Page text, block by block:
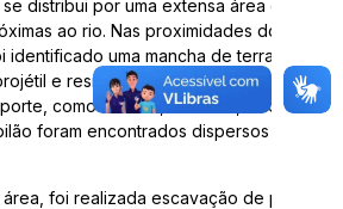
distribui por uma extensa área que vai
ao rio. Nas proximidades do talude,
uma mancha de terra preta
e resíduos de lascamento, enquanto
como bifaces, unifaces, machados,
foram encontrados dispersos por toda
foi realizada escavação de poço-
por